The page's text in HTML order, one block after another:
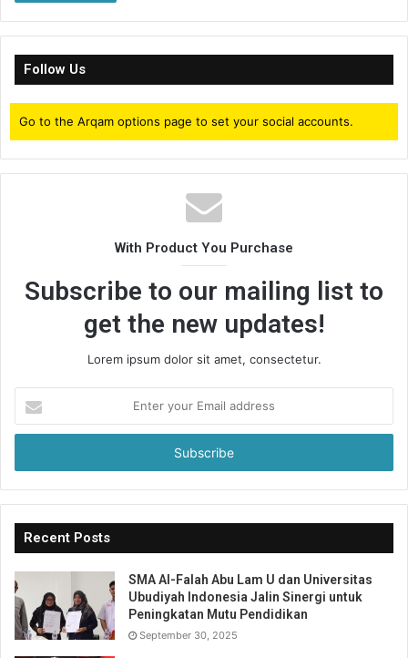
Follow Us
Go to the Arqam options page to set your social accounts.
With Product You Purchase
Subscribe to our mailing list to
get the new updates!
Lorem ipsum dolor sit amet, consectetur.
your
Email
Recent Posts
SMA Al-Falah Abu Lam U dan Universitas
Ubudiyah Indonesia Jalin Sinergi untuk
Peningkatan Mutu Pendidikan
September 30, 2025